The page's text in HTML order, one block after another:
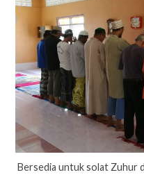
Bersedia untuk solat Zuhur